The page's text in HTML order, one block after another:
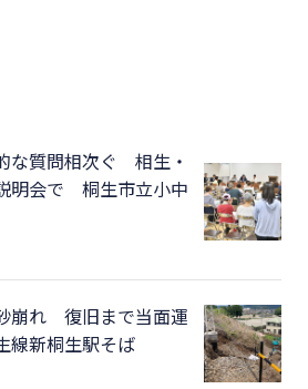
な質問相次ぐ 相生・
明会で 桐生市立小中
崩れ 復旧まで当面運
新桐生駅そば